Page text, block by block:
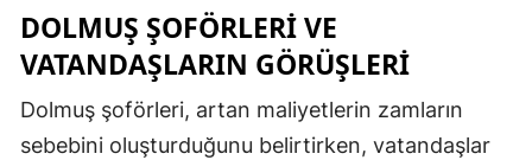
Hakkari
Isparta
DOLMUŞ ŞOFÖRLERI VE
VATANDAŞLARIN GÖRÜŞLERI
Dolmuş şoförleri, artan maliyetlerin zamların
sebebini oluşturduğunu belirtirken, vatandaşlar